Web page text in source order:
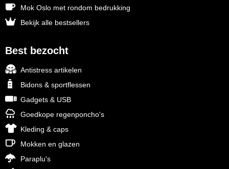
Mok Oslo met rondom bedrukking
Bekijk alle bestsellers
Best bezocht
Antistress artikelen
Bidons & sportflessen
Gadgets & USB
Goedkope regenponcho's
Kleding & caps
Mokken en glazen
Paraplu's